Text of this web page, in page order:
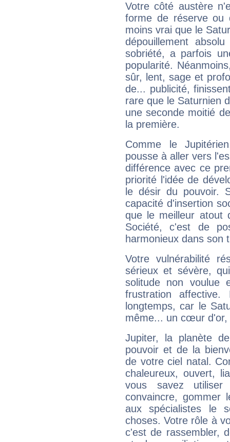
Votre côté austère
forme de réserve
moins vrai que le
dépouillement
sobriété, a parfois
popularité.
sûr, lent, sage et
de... publicité,
rare que le Saturnien
une seconde moitié
la première.
Comme le
pousse à aller vers
différence avec ce
priorité l'idée de
le désir du pouvoir.
capacité d'insertion
que le meilleur atout
Société, c'est de
harmonieux dans son
Votre vulnérabilité
sérieux et sévère,
solitude non voulue
frustration
longtemps, car le
même... un cœur d'or,
Jupiter, la planète
pouvoir et de la
de votre ciel natal.
chaleureux, ouvert,
vous savez
convaincre, gommer
aux spécialistes le
choses. Votre rôle à
c'est de rassembler,